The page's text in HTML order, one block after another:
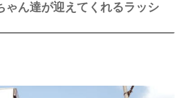
ゃん達が迎えてくれるラッシ